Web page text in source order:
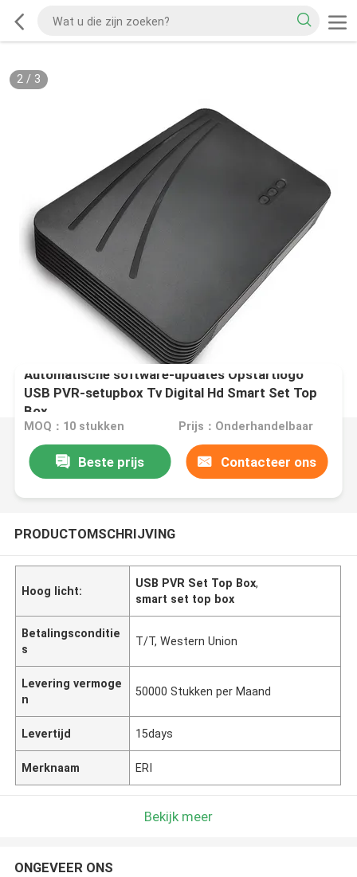
2/ 3
Automatische software-updates Opstartlogo
USB PVR-setupbox Tv Digital Hd Smart Set Top
Box
MOQ：10 stukken Prijs：Onderhandelbaar
Beste prijs Contacteer ons
PRODUCTOMSCHRIJVING
Hoog licht:
USB PVR Set Top Box,
smart set top box
Betalingsconditie
s
T/T, Western Union
Levering vermoge
n
50000 Stukken per Maand
Levertijd 15days
Merknaam ERI
Bekijk meer
ONGEVEER ONS